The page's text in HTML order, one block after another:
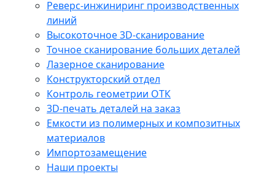
Реверс-инжиниринг производственных
линий
Высокоточное 3D-сканирование
Точное сканирование больших деталей
Лазерное сканирование
Конструкторский отдел
Контроль геометрии ОТК
3D-печать деталей на заказ
Емкости из полимерных и композитных
материалов
Импортозамещение
Наши проекты